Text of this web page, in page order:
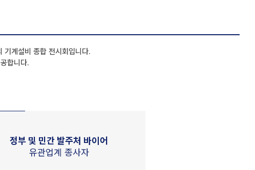
기계설비 종합 전시회입니다.
합니다.
정부 및 민간 발주처 바이어
유관업계 종사자